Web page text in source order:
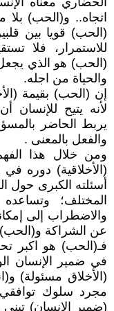
اتجاه.. و(الحب)
(الحب) قويا بين
للاستمرار، فلا
(الحب) هو الذي
والحياة من اجله.
إن (الحب) بقيمة
لأنه يتيح
يربط الحاضر
والفعل بالمعنى .
ومن خلال هذا
(الأخلاقية) دوره في
أسئلته الكبرى حول
المختلف؛
والاضطراب إلى
عن الشراكة
فـ(الحب) هو اكبر
في ضمير الإنسان
(الأخلاق مسئولة)
مجرد سلوك
(ضمير الإنسان)